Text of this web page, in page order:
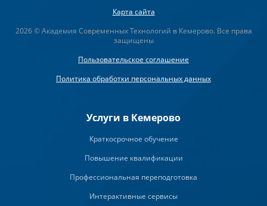
Карта сайта
2026 © Академия Современных Технологий в Кемерово. Все права
защищены
Пользовательское соглашение
Политика обработки персональных данных
Услуги в Кемерово
Краткосрочное обучение
Повышение квалификации
Профессиональная переподготовка
Интерактивные сервисы